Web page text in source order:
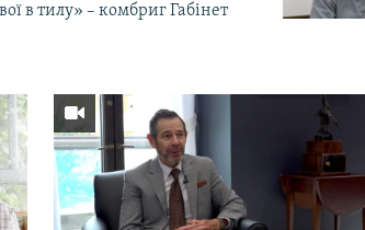
в тилу» – комбриг Габінет